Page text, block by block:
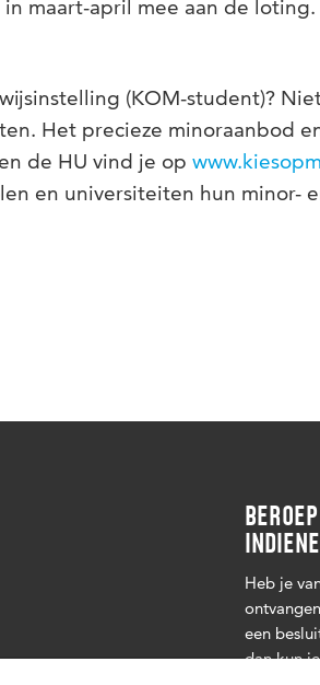
maart-april mee aan de
(KOM-student)?
Het precieze minoraanbod
de HU vind je op
en universiteiten hun minor-
Heb je
een
dan kun